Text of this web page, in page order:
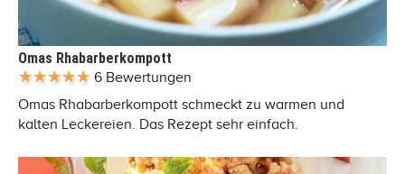
Omas Rhabarberkompott
6 Bewertungen
Omas Rhabarberkompott schmeckt zu warmen und
kalten Leckereien. Das Rezept sehr einfach.